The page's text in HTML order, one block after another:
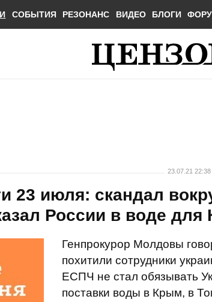
СОБЫТИЯ РЕЗОНАНС ВИДЕО БЛОГИ
23.07.21 22:38
23 июля: скандал
России в воде
Генпрокурор Молдовы
похитили сотрудники
ЕСПЧ не стал обязывать
поставки воды в Крым, в